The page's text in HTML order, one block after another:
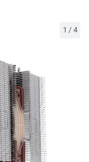
1 / 4